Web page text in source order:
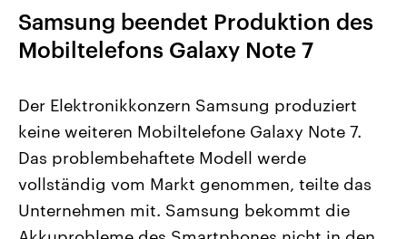
Landtagswahl Sachsen-Anhalt
2026
Alle Informationen
Sachsen-Anhalt wählt am 6.
September 2026 einen neuen
Landtag. Seit 2021 wird das
Bundesland von einer Koalition aus
USA
Aktuelle Beiträge,
Hintergründe
Wirtschaftlich und
gehören die Vereinigten
den mächtigsten Ländern
mit großem Einfluss auf
Samsung beendet Produktion des
Mobiltelefons Galaxy Note 7
Der Elektronikkonzern Samsung produziert
keine weiteren Mobiltelefone Galaxy Note 7.
Das problembehaftete Modell werde
vollständig vom Markt genommen, teilte das
Unternehmen mit. Samsung bekommt die